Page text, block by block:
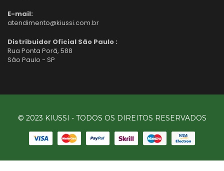
E-mail:
atendimento@kiussi.com.br
Distribuidor Oficial São Paulo :
Rua Ponta Porã, 588
São Paulo - SP
© 2023 KIUSSI - TODOS OS DIREITOS RESERVADOS